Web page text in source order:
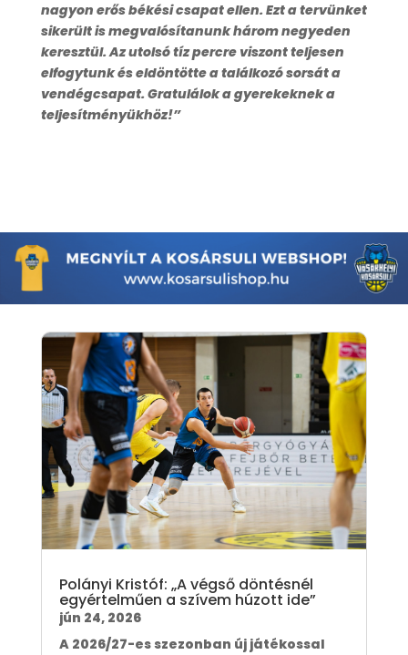
nagyon erős békési csapat ellen. Ezt a tervünket
sikerült is megvalósítanunk három negyeden
keresztül. Az utolsó tíz percre viszont teljesen
elfogytunk és eldöntötte a találkozó sorsát a
vendégcsapat. Gratulálok a gyerekeknek a
teljesítményükhöz!”
Polányi Kristóf: „A végső döntésnél
egyértelműen a szívem húzott ide”
jún 24, 2026
A 2026/27-es szezonban új játékossal